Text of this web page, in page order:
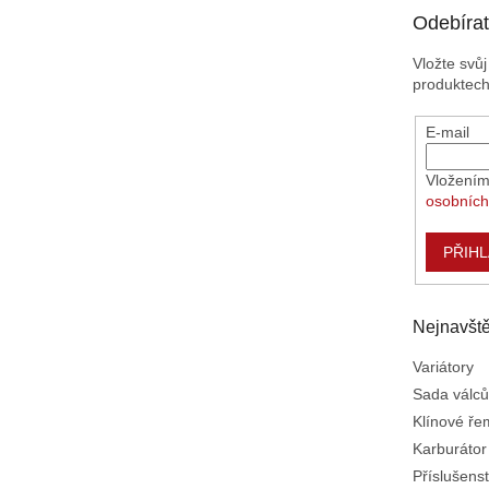
Vložte
E-mail
Variátory
Sada
Klínové